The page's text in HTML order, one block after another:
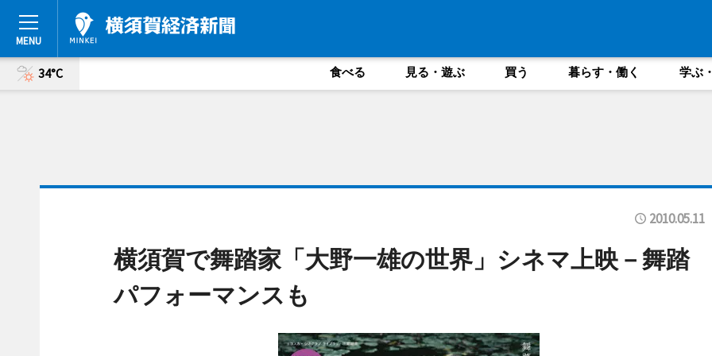
34°C 食べる 見る・遊ぶ 買う 暮らす・働く 学ぶ
2010.05.11
横須賀で舞踏家「大野一雄の世界」シネマ上映－舞踏
パフォーマンスも